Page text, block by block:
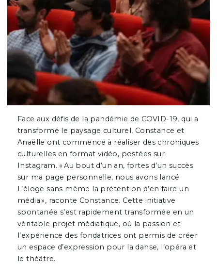
Face aux défis de la pandémie de COVID-19, qui a
transformé le paysage culturel, Constance et
Anaëlle ont commencé à réaliser des chroniques
culturelles en format vidéo, postées sur
Instagram. « Au bout d’un an, fortes d’un succès
sur ma page personnelle, nous avons lancé
L’éloge sans même la prétention d’en faire un
média », raconte Constance. Cette initiative
spontanée s’est rapidement transformée en un
véritable projet médiatique, où la passion et
l’expérience des fondatrices ont permis de créer
un espace d’expression pour la danse, l’opéra et
le théâtre.